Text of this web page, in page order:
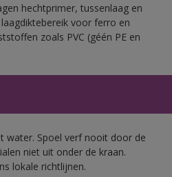
hechtprimer, tussenlaag en
voor ferro en
zoals PVC (géén PE en
water. Spoel verf nooit door de
niet uit onder de kraan.
lokale richtlijnen.